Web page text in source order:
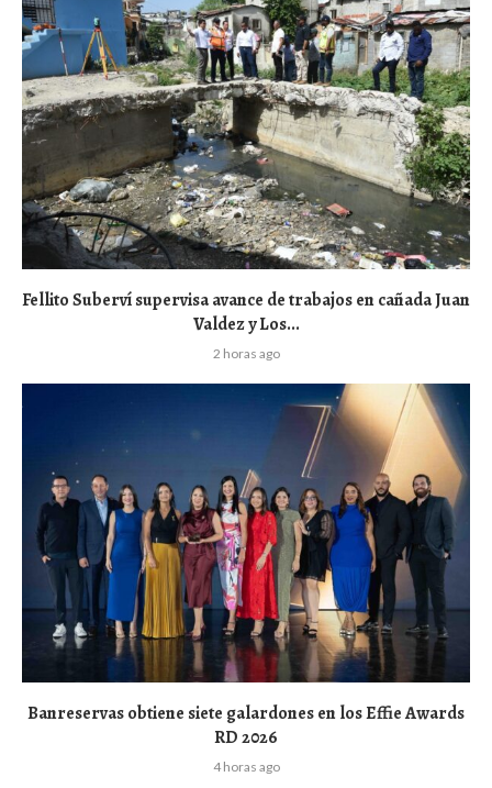
Fellito Suberví supervisa avance de trabajos en cañada Juan
Valdez y Los...
2 horas ago
Banreservas obtiene siete galardones en los Effie Awards
RD 2026
4 horas ago